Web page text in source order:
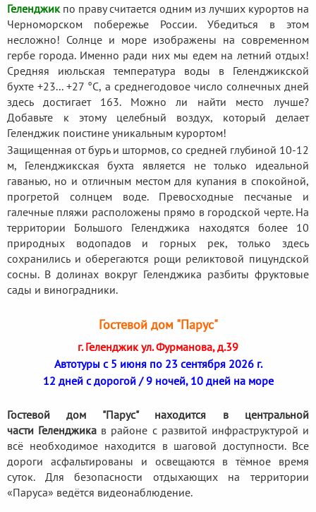
Геленджик по праву считается одним из лучших курортов на
Черноморском побережье России. Убедиться в этом
несложно! Солнце и море изображены на современном
гербе города. Именно ради них мы едем на летний отдых!
Средняя июльская температура воды в Геленджикской
бухте +23... +27 °C, а среднегодовое число солнечных дней
здесь достигает 163. Можно ли найти место лучше?
Добавьте к этому целебный воздух, который делает
Геленджик поистине уникальным курортом!
Защищенная от бурь и штормов, со средней глубиной 10-12
м, Геленджикская бухта является не только идеальной
гаванью, но и отличным местом для купания в спокойной,
прогретой солнцем воде. Превосходные песчаные и
галечные пляжи расположены прямо в городской черте. На
территории Большого Геленджика находятся более 10
природных водопадов и горных рек, только здесь
сохранились и оберегаются рощи реликтовой пицундской
сосны. В долинах вокруг Геленджика разбиты фруктовые
сады и виноградники.
Гостевой дом "Парус"
г. Геленджик ул. Фурманова, д.39
Автотуры с 5 июня по 23 сентября 2026 г.
12 дней с дорогой / 9 ночей, 10 дней на море
Гостевой дом "Парус" находится в центральной
части Геленджика в районе с развитой инфраструктурой и
всё необходимое находится в шаговой доступности. Все
дороги асфальтированы и освещаются в тёмное время
суток. Для безопасности отдыхающих на территории
«Паруса» ведётся видеонаблюдение.